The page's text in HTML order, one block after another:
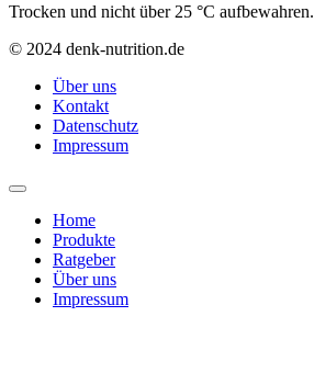
Trocken und nicht über 25 °C aufbewahren.
© 2024 denk-nutrition.de
Über uns
Kontakt
Datenschutz
Impressum
Home
Produkte
Ratgeber
Über uns
Impressum